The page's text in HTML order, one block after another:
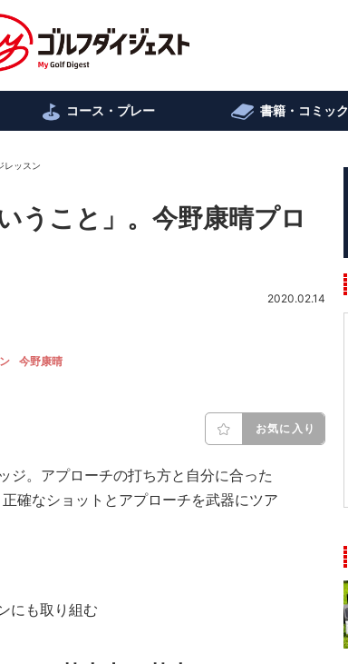
コース・プレー 書籍・コミック
レッスン
うこと」。今野康晴プロ
2020.02.14
今野康晴
お気に入り
ジ。アプローチの打ち方と自分に合った
確なショットとアプローチを武器にツア
にも取り組む